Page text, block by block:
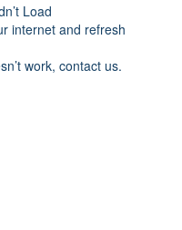
Load
internet and refresh
work, contact us.